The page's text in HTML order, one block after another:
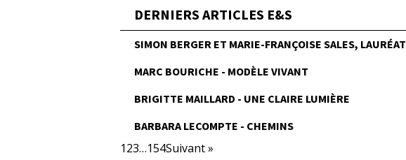
DERNIERS ARTICLES E&S
SIMON BERGER ET MARIE-FRANÇOISE SALES,
MARC BOURICHE - MODÈLE VIVANT
BRIGITTE MAILLARD - UNE CLAIRE LUMIÈRE
BARBARA LECOMPTE - CHEMINS
123…154Suivant »